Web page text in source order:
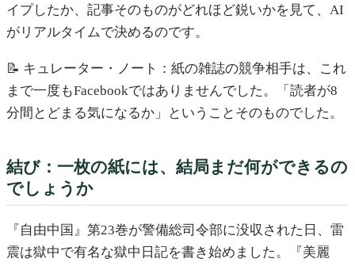
イプしたか、記事そのものがどれほど鋭いかを見て、AI
がリアルタイムで決めるのです。
📝 キュレーター・ノート：紙の雑誌の競争相手は、これ
まで一度もFacebookではありませんでした。「読者が8
分間とどまる気になるか」ということそのものでした。
結び：一枚の紙には、結局まだ何ができるの
でしょうか
『自由中国』第23巻が警備総司令部に没収された日、雷
震は獄中で有名な獄中日記を書き始めました。『美麗